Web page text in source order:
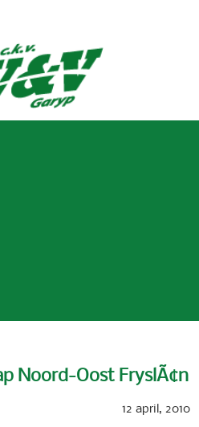
Noord-Oost FryslÃ¢n
12 april, 2010